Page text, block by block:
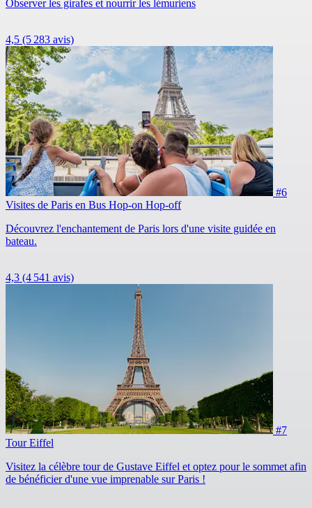
Observer les girafes et nourrir les lémuriens
4,5 (5 283 avis)
#6
Visites de Paris en Bus Hop-on Hop-off
Découvrez l'enchantement de Paris lors d'une visite guidée en
bateau.
4,3 (4 541 avis)
#7
Tour Eiffel
Visitez la célèbre tour de Gustave Eiffel et optez pour le sommet afin
de bénéficier d'une vue imprenable sur Paris !